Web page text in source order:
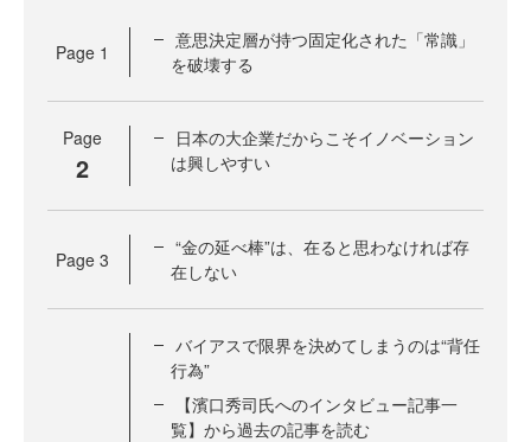
Page 1
意思決定層が持つ固定化された「常識」
を破壊する
Page
2
日本の大企業だからこそイノベーション
は興しやすい
Page 3
“金の延べ棒”は、在ると思わなければ存
在しない
バイアスで限界を決めてしまうのは“背任
行為”
【濱口秀司氏へのインタビュー記事一
覧】から過去の記事を読む